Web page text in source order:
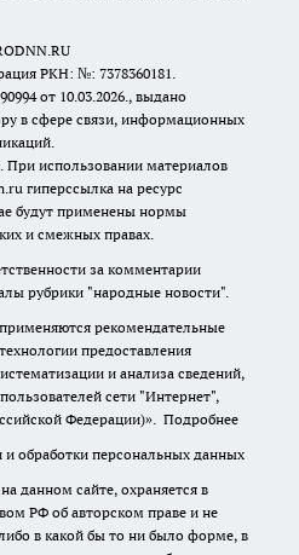
РКН: №: 7378360181.
от 10.03.2026., выдано
в сфере связи, информационных
При использовании материалов
гиперссылка на ресурс
будут применены нормы
и смежных правах.
за комментарии
рубрики "народные новости".
рекомендательные
предоставления
и анализа сведений,
сети "Интернет",
Федерации)». Подробнее
обработки персональных данных
данном сайте, охраняется в
РФ об авторском праве и не
в какой бы то ни было форме, в